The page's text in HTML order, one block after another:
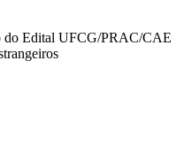
do Edital UFCG/PRAC/CAE